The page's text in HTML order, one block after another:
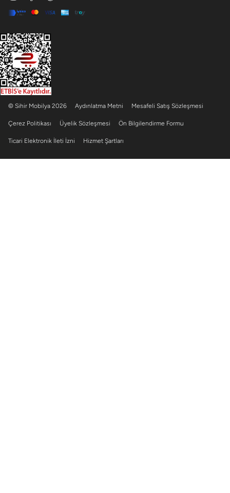
© Sihir Mobilya 2026 Aydınlatma Metni Mesafeli Satış Sözleşmesi
Çerez Politikası Üyelik Sözleşmesi Ön Bilgilendirme Formu
Ticari Elektronik İleti İzni Hizmet Şartları